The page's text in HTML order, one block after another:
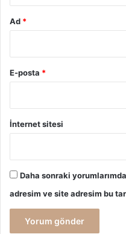
artırmada büyük rol oynar.
kazanmak, hayatı daha
Ad *
E-posta *
İnternet sitesi
Daha sonraki
adresim ve site adresim bu